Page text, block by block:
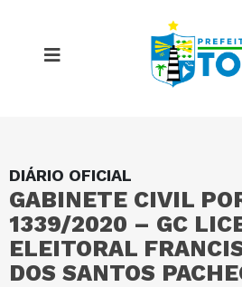
DIÁRIO OFICIAL
GABINETE CIVIL
1339/2020 – GC
ELEITORAL
DOS SANTOS
MAPA DO SITE
PORTAL DA